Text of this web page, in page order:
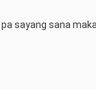
sayang sana